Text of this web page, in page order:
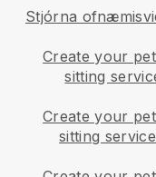
Stjórna
Create your
sitting
Create your
sitting